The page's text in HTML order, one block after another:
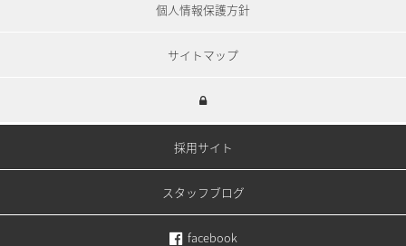
個人情報保護方針
サイトマップ
採用サイト
スタッフブログ
facebook